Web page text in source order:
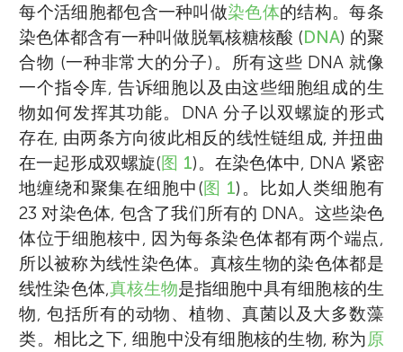
每个活细胞都包含一种叫做染色体的结构。每条
染色体都含有一种叫做脱氧核糖核酸 (DNA) 的聚
合物 (一种非常大的分子)。所有这些 DNA 就像
一个指令库, 告诉细胞以及由这些细胞组成的生
物如何发挥其功能。DNA 分子以双螺旋的形式
存在, 由两条方向彼此相反的线性链组成, 并扭曲
在一起形成双螺旋(图 1)。在染色体中, DNA 紧密
地缠绕和聚集在细胞中(图 1)。比如人类细胞有
23 对染色体, 包含了我们所有的 DNA。这些染色
体位于细胞核中, 因为每条染色体都有两个端点,
所以被称为线性染色体。真核生物的染色体都是
线性染色体,真核生物是指细胞中具有细胞核的生
物, 包括所有的动物、植物、真菌以及大多数藻
类。相比之下, 细胞中没有细胞核的生物, 称为原